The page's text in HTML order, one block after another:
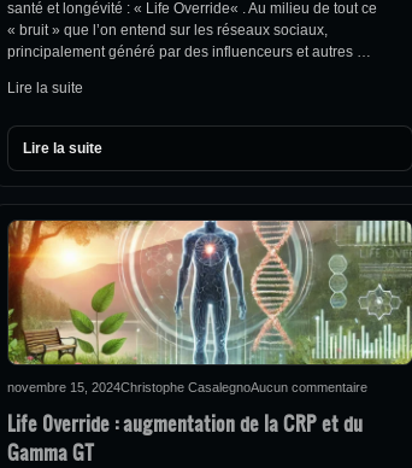
santé et longévité : « Life Override« . Au milieu de tout ce
« bruit » que l’on entend sur les réseaux sociaux,
principalement généré par des influenceurs et autres …
Lire la suite
Lire la suite
novembre 15, 2024Christophe CasalegnoAucun commentaire
Life 0verride : augmentation de la CRP et du
Gamma GT